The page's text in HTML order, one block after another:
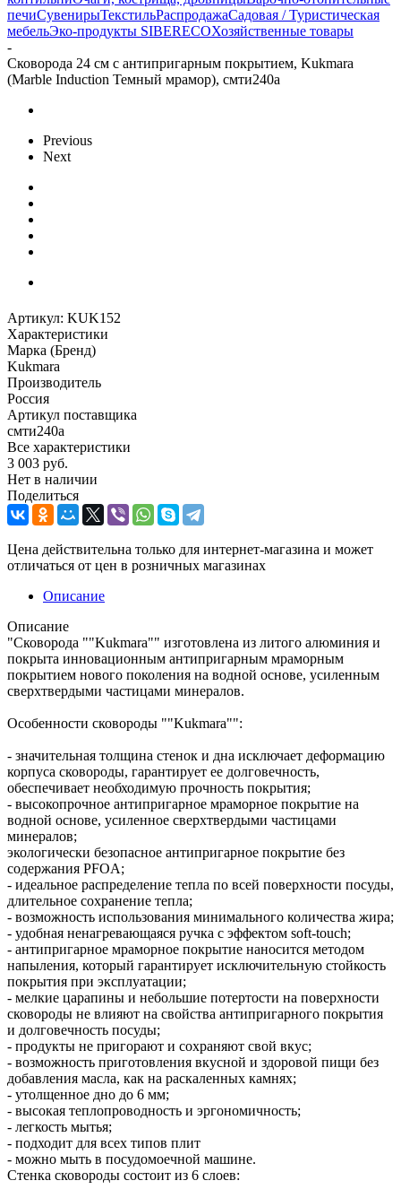
печиСувенирыТекстильРаспродажаСадовая / Туристическая
мебельЭко-продукты SIBERECOХозяйственные товары
-
Сковорода 24 см с антипригарным покрытием, Kukmara
(Marble Induction Темный мрамор), смти240а
Previous
Next
Артикул: KUK152
Характеристики
Марка (Бренд)
Kukmara
Производитель
Россия
Артикул поставщика
смти240а
Все характеристики
3 003 руб.
Нет в наличии
Поделиться
Цена действительна только для интернет-магазина и может
отличаться от цен в розничных магазинах
Описание
Описание
"Сковорода ""Kukmara"" изготовлена из литого алюминия и
покрыта инновационным антипригарным мраморным
покрытием нового поколения на водной основе, усиленным
сверхтвердыми частицами минералов.
Особенности сковороды ""Kukmara"":
- значительная толщина стенок и дна исключает деформацию
корпуса сковороды, гарантирует ее долговечность,
обеспечивает необходимую прочность покрытия;
- высокопрочное антипригарное мраморное покрытие на
водной основе, усиленное сверхтвердыми частицами
минералов;
экологически безопасное антипригарное покрытие без
содержания PFOA;
- идеальное распределение тепла по всей поверхности посуды,
длительное сохранение тепла;
- возможность использования минимального количества жира;
- удобная ненагревающаяся ручка с эффектом soft-touch;
- антипригарное мраморное покрытие наносится методом
напыления, который гарантирует исключительную стойкость
покрытия при эксплуатации;
- мелкие царапины и небольшие потертости на поверхности
сковороды не влияют на свойства антипригарного покрытия
и долговечность посуды;
- продукты не пригорают и сохраняют свой вкус;
- возможность приготовления вкусной и здоровой пищи без
добавления масла, как на раскаленных камнях;
- утолщенное дно до 6 мм;
- высокая теплопроводность и эргономичность;
- легкость мытья;
- подходит для всех типов плит
- можно мыть в посудомоечной машине.
Стенка сковороды состоит из 6 слоев: